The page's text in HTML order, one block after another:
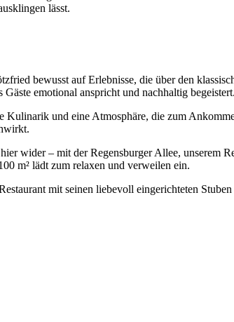
lässt.
bewusst auf Erlebnisse, die über den
emotional anspricht und nachhaltig
und eine Atmosphäre, die zum
wider – mit der Regensburger Allee, unserem
m² lädt zum relaxen und verweilen ein.
mit seinen liebevoll eingerichteten